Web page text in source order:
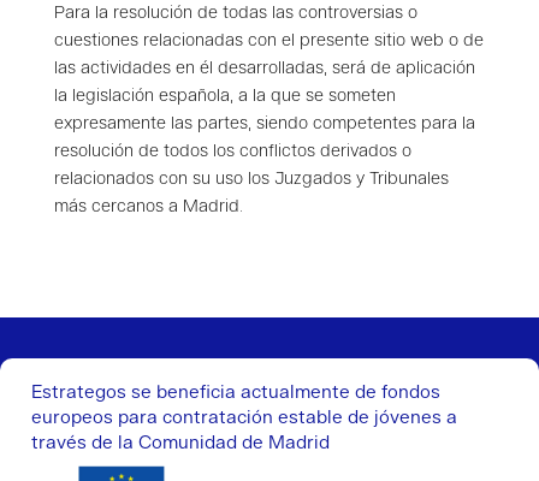
Para la resolución de todas las controversias o
cuestiones relacionadas con el presente sitio web o de
las actividades en él desarrolladas, será de aplicación
la legislación española, a la que se someten
expresamente las partes, siendo competentes para la
resolución de todos los conflictos derivados o
relacionados con su uso los Juzgados y Tribunales
más cercanos a Madrid.
Estrategos se beneficia actualmente de fondos
europeos para contratación estable de jóvenes a
través de la Comunidad de Madrid